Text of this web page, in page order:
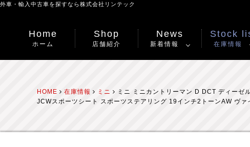
外車・輸入中古車を探すなら株式会社リンテック
Home
ホーム
Shop
店舗紹介
News
新着情報
Stock
在庫情報
HOME 在庫情報 ミニ
ミニ ミニカントリーマン D DCT ディー
JCWスポーツシート スポーツステアリング 19インチ2トーンAW ヴ